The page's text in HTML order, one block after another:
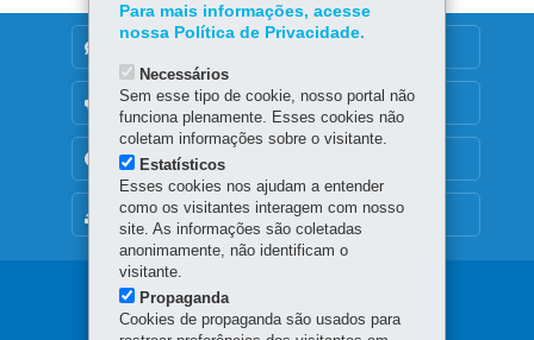
MAPA DO SITE
OUVIDORIA
TRANSPARÊNCIA INSTITUCIONAL
Navegação
Para mais informações, acesse
nossa Política de Privacidade.
Necessários
Sem esse tipo de cookie, nosso portal não
funciona plenamente. Esses cookies não
coletam informações sobre o visitante.
Estatísticos
Esses cookies nos ajudam a entender
como os visitantes interagem com nosso
site. As informações são coletadas
anonimamente, não identificam o
visitante.
Propaganda
Cookies de propaganda são usados para